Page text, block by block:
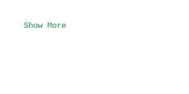
Show More